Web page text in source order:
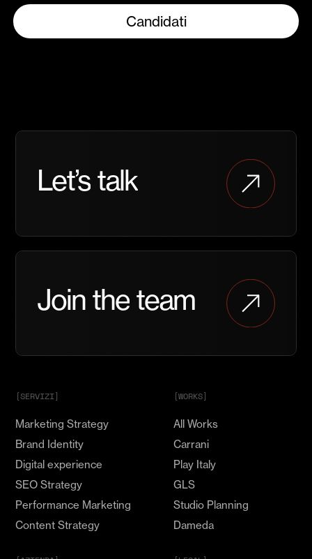
Candidati
Contattaci
maggiori
informazioni
iniziare
una
Let’s talk
Entra
parte
Team
mostra
tuo
Talento
Join the team
[SERVIZI]
Marketing Strategy
Brand Identity
Digital experience
SEO Strategy
Performance Marketing
Content Strategy
[WORKS]
All Works
Carrani
Play Italy
GLS
Studio Planning
Dameda